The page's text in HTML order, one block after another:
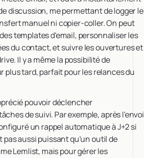
discussion, me permettant de logger
manuel ni copier-coller. On peut
templates d'email, personnaliser les
du contact, et suivre les ouvertures et
Il y a même la possibilité de
plus tard, parfait pour les relances du
pouvoir déclencher
de suivi. Par exemple, après l'envoi
un rappel automatique à J+2 si
pas aussi puissant qu'un outil de
Lemlist, mais pour gérer les